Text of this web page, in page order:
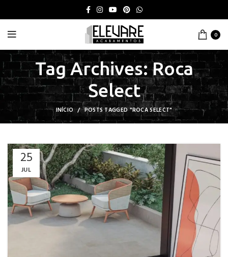
0
Tag Archives: Roca
Select
INÍCIO POSTS TAGGED "ROCA SELECT"
25
JUL